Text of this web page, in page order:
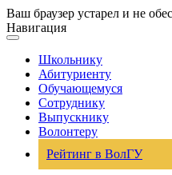
Ваш браузер устарел и не
Навигация
Школьнику
Абитуриенту
Обучающемуся
Сотруднику
Выпускнику
Волонтеру
Рейтинг в ВолГУ